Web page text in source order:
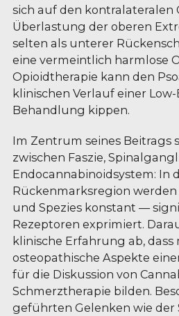
sich auf den kontralateralen
Überlastung der oberen
selten als unterer
eine vermeintlich harmlose
Opioidtherapie kann den
klinischen Verlauf einer
Behandlung kippen.
Im Zentrum seines Beitrags
zwischen Faszie,
Endocannabinoidsystem: In
Rückenmarksregion
und Spezies konstant —
Rezeptoren exprimiert.
klinische Erfahrung ab, dass
osteopathische Aspekte
für die Diskussion von
Schmerztherapie bilden.
geführten Gelenken wie der